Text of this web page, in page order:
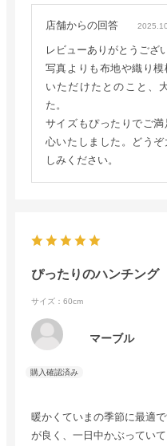
店舗からの回答
レビューありがとうござ
写真よりも布地や織り
いただけたとのこと、
た。
サイズもぴったりでご
心いたしました。どう
しみください。
ぴったりのハンチング
サイズ：60cm
マーブル
暖かくていまの季節に最適
が良く、一日中かぶってい